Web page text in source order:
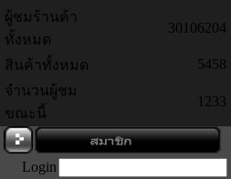
ผู้ชมร้านค้า
ทั้งหมด
30106204
สินค้าทั้งหมด
5458
จำนวนผู้ชม
ขณะนี้
1233
Login